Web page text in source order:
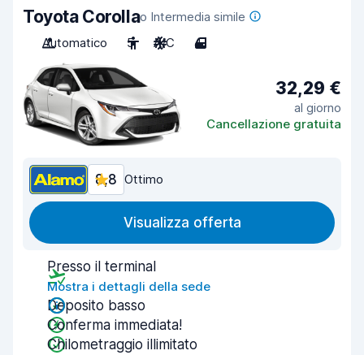
Toyota Corollao Intermedia simile
Automatico
5 A/C 4
32,29 €
al giorno
Cancellazione gratuita
8,8 Ottimo
Visualizza offerta
Presso il terminal
Mostra i dettagli della sede
Deposito basso
Conferma immediata!
Chilometraggio illimitato